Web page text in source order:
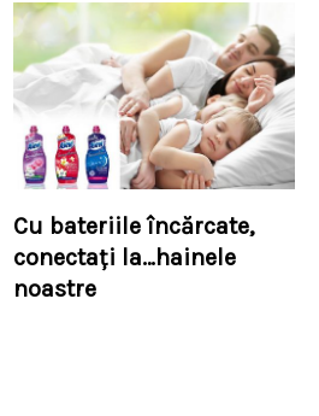
Cu bateriile încărcate,
conectați la…hainele
noastre